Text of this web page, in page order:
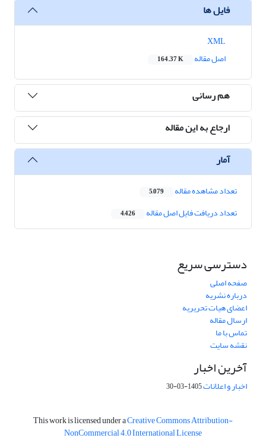
فایل ها
اصل مقاله
164.37 K
هم رسانی
ارجاع به این مقاله
آمار
تعداد مشاهده مقاله 5,079
تعداد دریافت فایل اصل مقاله 4,426
دسترسی سریع
صفحه اصلی
درباره نشریه
اعضای هیات تحریریه
ارسال مقاله
تماس با ما
نقشه سایت
آخرین اخبار
اخبار و اعلانات1405-03-30
This work is licensed under aCreative Commons Attribution-
NonCommercial 4.0 International License